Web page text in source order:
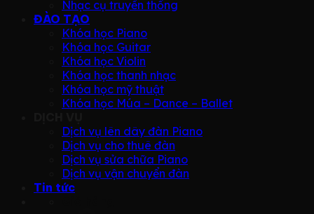
Nhạc cụ truyền thống
ĐÀO TẠO
Khóa học Piano
Khóa học Guitar
Khóa học Violin
Khóa học thanh nhạc
Khóa học mỹ thuật
Khóa học Múa – Dance – Ballet
Dịch vụ lên dây đàn Piano
Dịch vụ cho thuê đàn
Dịch vụ sửa chữa Piano
Dịch vụ vận chuyển đàn
Tin tức